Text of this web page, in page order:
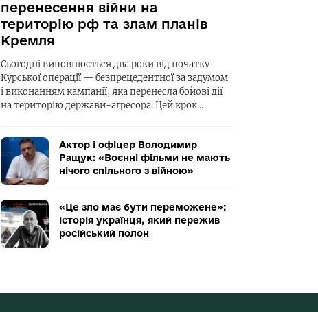
перенесення війни на
територію рф та злам планів
Кремля
Сьогодні виповнюється два роки від початку
Курської операції — безпрецедентної за задумом
і виконанням кампанії, яка перенесла бойові дії
на територію держави-агресора. Цей крок…
Актор і офіцер Володимир
Ращук: «Воєнні фільми не мають
нічого спільного з війною»
«Це зло має бути переможене»:
історія українця, який пережив
російський полон